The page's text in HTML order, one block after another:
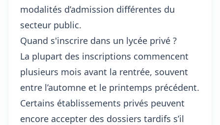
modalités d’admission différentes du
secteur public.
Quand s'inscrire dans un lycée privé ?
La plupart des inscriptions commencent
plusieurs mois avant la rentrée, souvent
entre l’automne et le printemps précédent.
Certains établissements privés peuvent
encore accepter des dossiers tardifs s’il